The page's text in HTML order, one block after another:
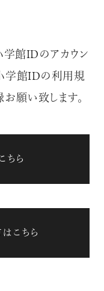
館IDのアカウン
学館IDの利用規
願い致します。
ちら
こちら